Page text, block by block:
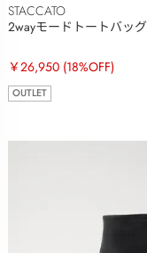
STACCATO
2wayモードトートバッグ
￥26,950 (18%OFF)
OUTLET